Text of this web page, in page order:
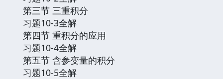
第三节 三重积分
习题10-3全解
第四节 重积分的应用
习题10-4全解
第五节 含参变量的积分
习题10-5全解